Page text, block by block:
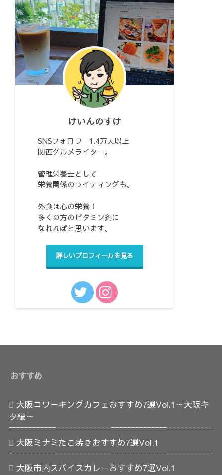
けいんのすけ
SNSフォロワー1.4万人以上
関西グルメライター。
管理栄養士として
栄養関係のライティングも。
外食は心の栄養！
多くの方のビタミン剤に
なれればと思います。
詳しいプロフィールを見る
おすすめ
大阪コワーキングカフェおすすめ7選Vol.1～大阪キ
タ編～
大阪ミナミたこ焼きおすすめ7選Vol.1
大阪市内スパイスカレーおすすめ7選Vol.1